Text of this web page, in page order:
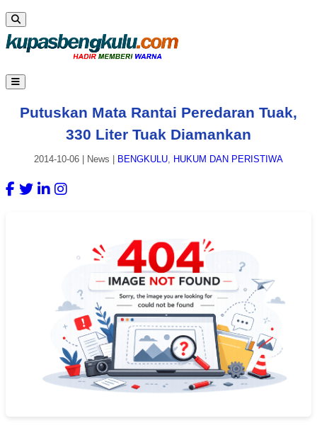
Putuskan Mata Rantai Peredaran Tuak,
330 Liter Tuak Diamankan
2014-10-06 News BENGKULU, HUKUM DAN PERISTIWA